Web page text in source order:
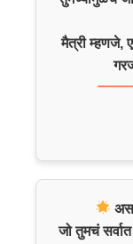
मैत्री म्हणजे,
जो तुमचं